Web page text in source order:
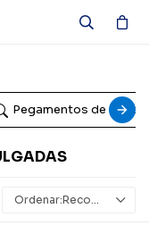
Pegamentos de
Recomendados